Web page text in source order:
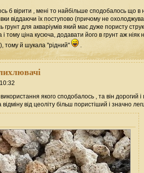
б вірити , мені то найбільше сподобалось що в
віддаючи їх поступово (причому не
для акваріумів який має дуже пористу
тому ціна кусюча, додавати його в грунт аж ніяк
тому й шукала "рідний"
.
якого сподобалось , та він дорогий
від цеоліту більш пористіший і значно